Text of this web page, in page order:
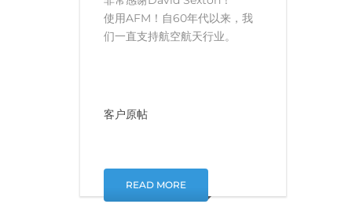
使用AFM！自60年代以来，我
们一直支持航空航天行业。
客户原帖
READ MORE